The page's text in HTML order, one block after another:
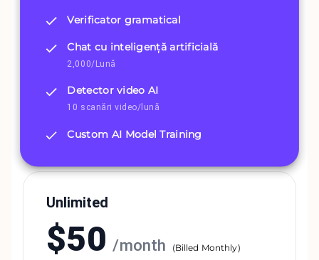
Verificator gramatical
Chat cu inteligență artificială
2,000/Lună
Detector video AI
10 scanări video/lună
Custom AI Model Training
Unlimited
$50 /month (Billed Monthly)